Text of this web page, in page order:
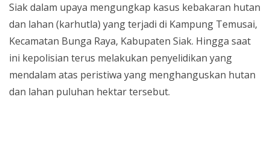
Siak dalam upaya mengungkap kasus kebakaran hutan
dan lahan (karhutla) yang terjadi di Kampung Temusai,
Kecamatan Bunga Raya, Kabupaten Siak. Hingga saat
ini kepolisian terus melakukan penyelidikan yang
mendalam atas peristiwa yang menghanguskan hutan
dan lahan puluhan hektar tersebut.